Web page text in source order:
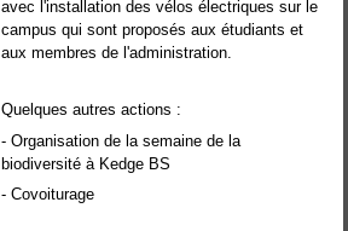
avec l'installation des vélos électriques sur le
campus qui sont proposés aux étudiants et
aux membres de l'administration.
Quelques autres actions :
- Organisation de la semaine de la
biodiversité à Kedge BS
- Covoiturage